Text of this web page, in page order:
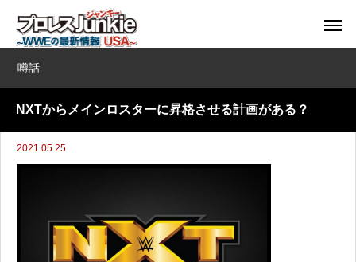
噂話
NXTからメインロスターに昇格させる計画がある？
2021.05.25